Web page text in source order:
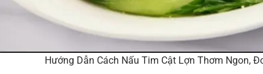
Hướng Dẫn Cách Nấu Tim Cật Lợn Thơm Ngon,